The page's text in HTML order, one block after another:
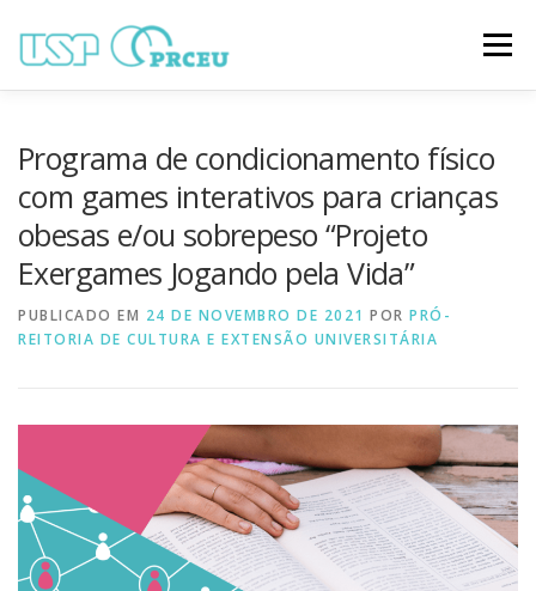
para
Menu
TRABALHOS ONLINE PROGRAMAÇÃO
NOTÍCIAS CONTATO
Programa de condicionamento físico
com games interativos para crianças
obesas e/ou sobrepeso “Projeto
Exergames Jogando pela Vida”
PUBLICADO EM 24 DE NOVEMBRO DE 2021 POR PRÓ-
REITORIA DE CULTURA E EXTENSÃO UNIVERSITÁRIA